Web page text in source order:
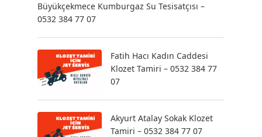
Büyükçekmece Kumburgaz Su Tesisatçısı –
0532 384 77 07
Fatih Hacı Kadın Caddesi
Klozet Tamiri – 0532 384 77
07
Akyurt Atalay Sokak Klozet
Tamiri – 0532 384 77 07